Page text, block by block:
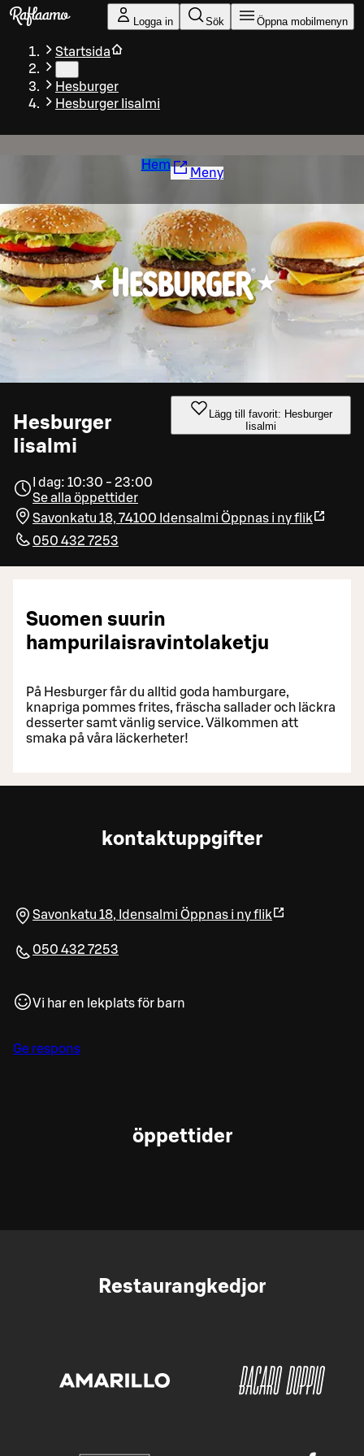
Gå till huvudinnehållet
Logga in Sök Öppna mobilmenyn
Startsida
Hesburger
Hesburger Iisalmi
Hem
Meny
Hesburger
Iisalmi
Lägg till favorit: Hesburger
Iisalmi
I dag: 10:30 - 23:00
Se alla öppettider
Savonkatu 18, 74100 Idensalmi Öppnas i ny flik
050 432 7253
Suomen suurin
hampurilaisravintolaketju
På Hesburger får du alltid goda hamburgare,
knapriga pommes frites, fräscha sallader och läckra
desserter samt vänlig service. Välkommen att
smaka på våra läckerheter!
kontaktuppgifter
Savonkatu 18, Idensalmi Öppnas i ny flik
050 432 7253
Vi har en lekplats för barn
Ge respons
öppettider
Restaurangkedjor